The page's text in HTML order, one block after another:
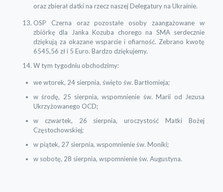
oraz zbierał datki na rzecz naszej Delegatury na Ukrainie.
OSP Czerna oraz pozostałe osoby zaangażowane w
zbiórkę dla Janka Kozuba chorego na SMA serdecznie
dziękują za okazane wsparcie i ofiarność. Zebrano kwotę
6545,56 zł i 5 Euro. Bardzo dziękujemy.
W tym tygodniu obchodzimy:
we wtorek, 24 sierpnia, święto św. Bartłomieja;
w środę, 25 sierpnia, wspomnienie św. Marii od Jezusa
Ukrzyżowanego OCD;
w czwartek, 26 sierpnia, uroczystość Matki Bożej
Częstochowskiej;
w piątek, 27 sierpnia, wspomnienie św. Moniki;
w sobotę, 28 sierpnia, wspomnienie św. Augustyna.